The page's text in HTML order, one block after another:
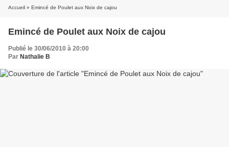
Accueil » Emincé de Poulet aux Noix de cajou
Emincé de Poulet aux Noix de cajou
Publié le 30/06/2010 à 20:00
Par Nathalie B